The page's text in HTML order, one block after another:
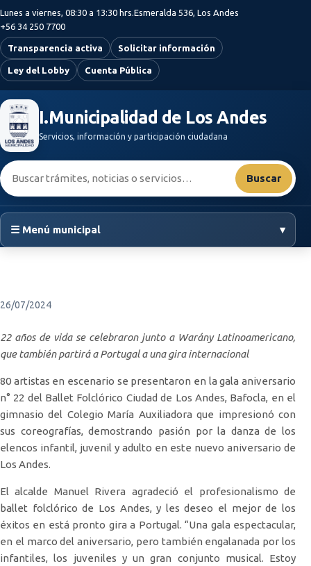
Saltar al contenido principal
Lunes a viernes, 08:30 a 13:30 hrs.Esmeralda 536, Los Andes
+56 34 250 7700
Transparencia activa Solicitar información
Ley del Lobby Cuenta Pública
I.Municipalidad de Los Andes
Servicios, información y participación ciudadana
Buscar:
Buscar
☰ Menú municipal ▾
26/07/2024
22 años de vida se celebraron junto a Warány Latinoamericano,
que también partirá a Portugal a una gira internacional
80 artistas en escenario se presentaron en la gala aniversario
n° 22 del Ballet Folclórico Ciudad de Los Andes, Bafocla, en el
gimnasio del Colegio María Auxiliadora que impresionó con
sus coreografías, demostrando pasión por la danza de los
elencos infantil, juvenil y adulto en este nuevo aniversario de
Los Andes.
El alcalde Manuel Rivera agradeció el profesionalismo de
ballet folclórico de Los Andes, y les deseo el mejor de los
éxitos en está pronto gira a Portugal. “Una gala espectacular,
en el marco del aniversario, pero también engalanada por los
infantiles, los juveniles y un gran conjunto musical. Estoy